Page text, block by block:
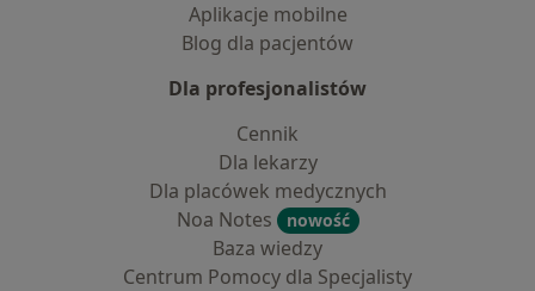
Aplikacje mobilne
Blog dla pacjentów
Dla profesjonalistów
Cennik
Dla lekarzy
Dla placówek medycznych
Noa Notes
nowość
Baza wiedzy
Centrum Pomocy dla Specjalisty